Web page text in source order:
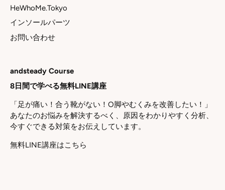
HeWhoMe.Tokyo
インソールパーツ
お問い合わせ
andsteady Course
8日間で学べる無料LINE講座
「足が痛い！合う靴がない！O脚やむくみを改善したい！」
あなたのお悩みを解決するべく、原因をわかりやすく分析、
今すぐできる対策をお伝えしています。
無料LINE講座はこちら